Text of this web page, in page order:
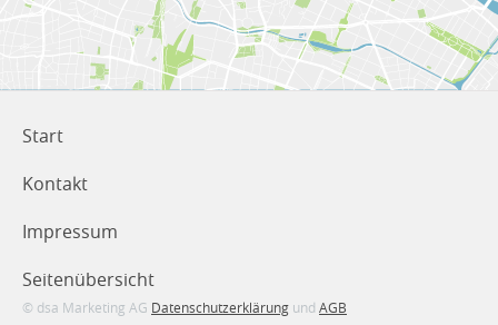
Start
Kontakt
Impressum
Seitenübersicht
© dsa Marketing AG Datenschutzerklärung und AGB